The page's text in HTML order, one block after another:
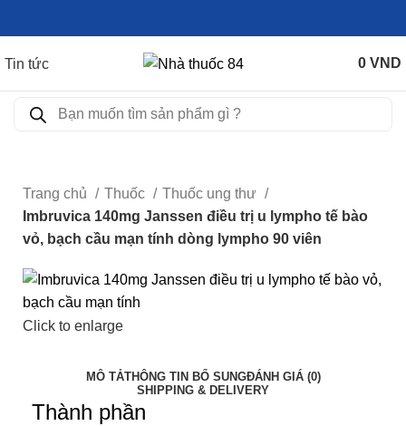
Tin tức 0 VND
Trang chủ Thuốc
Thuốc ung thư
Imbruvica 140mg Janssen điều trị u lympho tế bào
vỏ, bạch cầu mạn tính dòng lympho 90 viên
Click to enlarge
MÔ TẢTHÔNG TIN BỔ SUNGĐÁNH GIÁ (0)
SHIPPING & DELIVERY
Thành phần